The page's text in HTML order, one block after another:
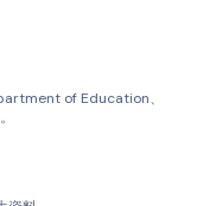
of Education、